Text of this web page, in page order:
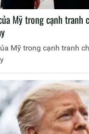
Mỹ trong cạnh tranh
Mỹ trong cạnh tranh